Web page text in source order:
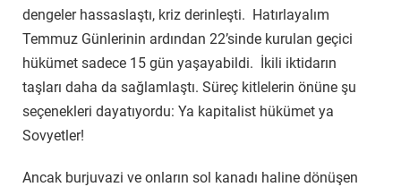
dengeler hassaslaştı, kriz derinleşti. Hatırlayalım
Temmuz Günlerinin ardından 22’sinde kurulan geçici
hükümet sadece 15 gün yaşayabildi. İkili iktidarın
taşları daha da sağlamlaştı. Süreç kitlelerin önüne şu
seçenekleri dayatıyordu: Ya kapitalist hükümet ya
Sovyetler!
Ancak burjuvazi ve onların sol kanadı haline dönüşen